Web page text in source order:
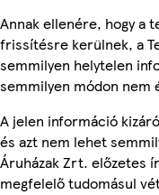
Annak ellenére, hogy a
frissítésre kerülnek, a
semmilyen helytelen
semmilyen módon nem
A jelen információ
és azt nem lehet
Áruházak Zrt. előzetes
megfelelő tudomásul